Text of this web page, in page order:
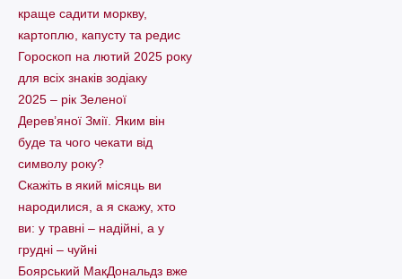
краще садити моркву,
картоплю, капусту та редис
Гороскоп на лютий 2025 року
для всіх знаків зодіаку
2025 – рік Зеленої
Дерев’яної Змії. Яким він
буде та чого чекати від
символу року?
Скажіть в який місяць ви
народилися, а я скажу, хто
ви: у травні – надійні, а у
грудні – чуйні
Боярський МакДональдз вже